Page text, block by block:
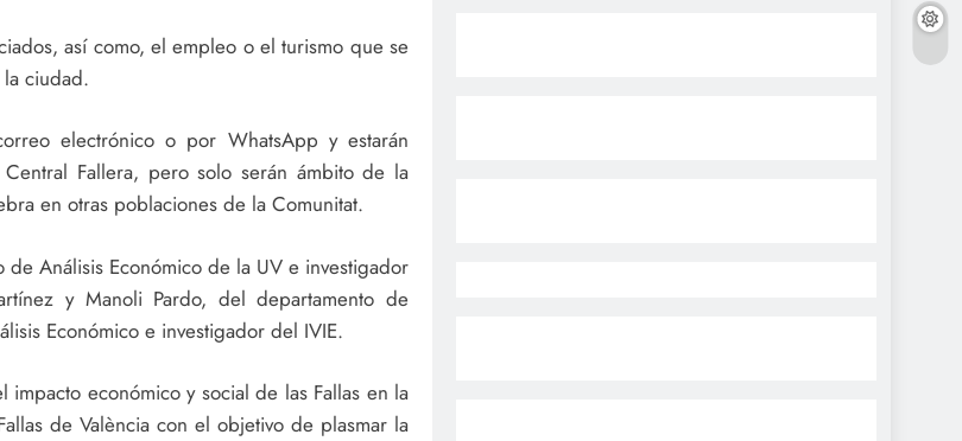
así como, el empleo o el turismo que se
ciudad.
electrónico o por WhatsApp y estarán
Central Fallera, pero solo serán ámbito de la
en otras poblaciones de la Comunitat.
de Análisis Económico de la UV e investigador
y Manoli Pardo, del departamento de
Económico e investigador del IVIE.
económico y social de las Fallas en la
de València con el objetivo de plasmar la